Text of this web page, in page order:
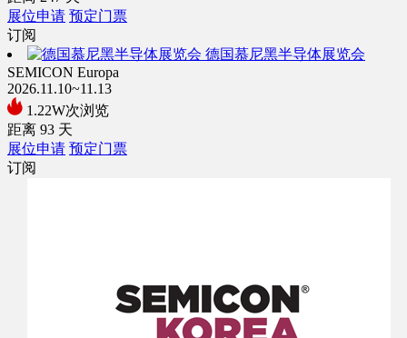
展位申请 预定门票
订阅
德国慕尼黑半导体展览会
SEMICON Europa
2026.11.10~11.13
1.22W次浏览
距离 93 天
展位申请 预定门票
订阅